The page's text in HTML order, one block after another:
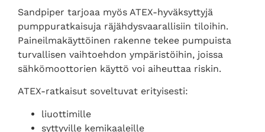
Sandpiper tarjoaa myös ATEX-hyväksyttyjä
pumppuratkaisuja räjähdysvaarallisiin tiloihin.
Paineilmakäyttöinen rakenne tekee pumpuista
turvallisen vaihtoehdon ympäristöihin, joissa
sähkömoottorien käyttö voi aiheuttaa riskin.
ATEX-ratkaisut soveltuvat erityisesti:
liuottimille
syttyville kemikaaleille